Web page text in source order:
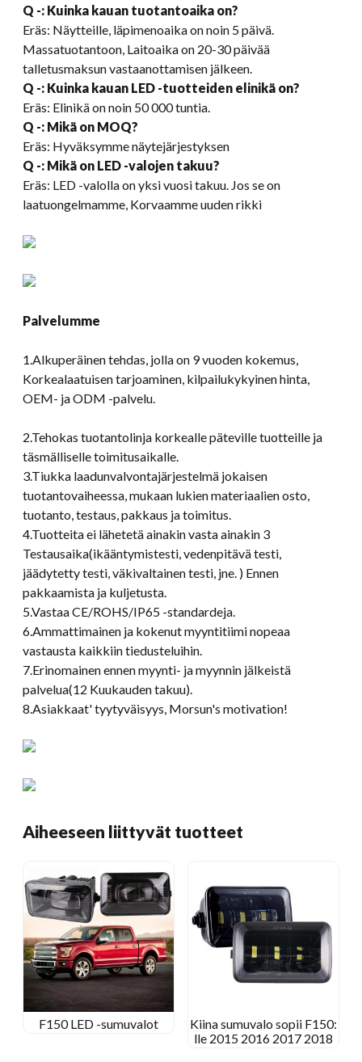
Q -: Kuinka kauan tuotantoaika on?
Eräs: Näytteille, läpimenoaika on noin 5 päivä.
Massatuotantoon, Laitoaika on 20-30 päivää
talletusmaksun vastaanottamisen jälkeen.
Q -: Kuinka kauan LED -tuotteiden elinikä on?
Eräs: Elinikä on noin 50 000 tuntia.
Q -: Mikä on MOQ?
Eräs: Hyväksymme näytejärjestyksen
Q -: Mikä on LED -valojen takuu?
Eräs: LED -valolla on yksi vuosi takuu. Jos se on
laatuongelmamme, Korvaamme uuden rikki
Palvelumme
1.Alkuperäinen tehdas, jolla on 9 vuoden kokemus,
Korkealaatuisen tarjoaminen, kilpailukykyinen hinta,
OEM- ja ODM -palvelu.
2.Tehokas tuotantolinja korkealle päteville tuotteille ja
täsmälliselle toimitusaikalle.
3.Tiukka laadunvalvontajärjestelmä jokaisen
tuotantovaiheessa, mukaan lukien materiaalien osto,
tuotanto, testaus, pakkaus ja toimitus.
4.Tuotteita ei lähetetä ainakin vasta ainakin 3
Testausaika(ikääntymistesti, vedenpitävä testi,
jäädytetty testi, väkivaltainen testi, jne. ) Ennen
pakkaamista ja kuljetusta.
5.Vastaa CE/ROHS/IP65 -standardeja.
6.Ammattimainen ja kokenut myyntitiimi nopeaa
vastausta kaikkiin tiedusteluihin.
7.Erinomainen ennen myynti- ja myynnin jälkeistä
palvelua(12 Kuukauden takuu).
8.Asiakkaat' tyytyväisyys, Morsun's motivation!
Aiheeseen liittyvät tuotteet
F150 LED -sumuvalot
Kiina sumuvalo sopii F150:
lle 2015 2016 2017 2018